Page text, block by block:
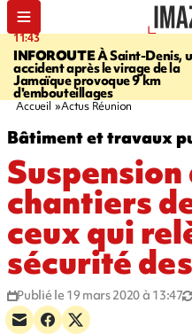
11:43
INFOROUTEÀ Saint-Denis,
accident après le virage de la
Jamaïque provoque 9 km
d'embouteillages
Accueil Actus Réunion
Bâtiment et travaux
chantiers
ceux qui
sécurité
Publié le 19 mars 2020 à 13:47